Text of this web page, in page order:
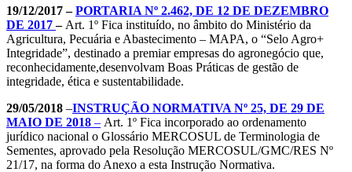
19/12/2017 –PORTARIA Nº 2.462, DE 12 DE DEZEMBRO
DE 2017– Art. 1º Fica instituído, no âmbito do Ministério da
Agricultura, Pecuária e Abastecimento – MAPA, o “Selo Agro+
Integridade”, destinado a premiar empresas do agronegócio que,
reconhecidamente,desenvolvam Boas Práticas de gestão de
integridade, ética e sustentabilidade.
29/05/2018 –INSTRUÇÃO NORMATIVA Nº 25, DE 29 DE
MAIO DE 2018 – Art. 1º Fica incorporado ao ordenamento
jurídico nacional o Glossário MERCOSUL de Terminologia de
Sementes, aprovado pela Resolução MERCOSUL/GMC/RES Nº
21/17, na forma do Anexo a esta Instrução Normativa.